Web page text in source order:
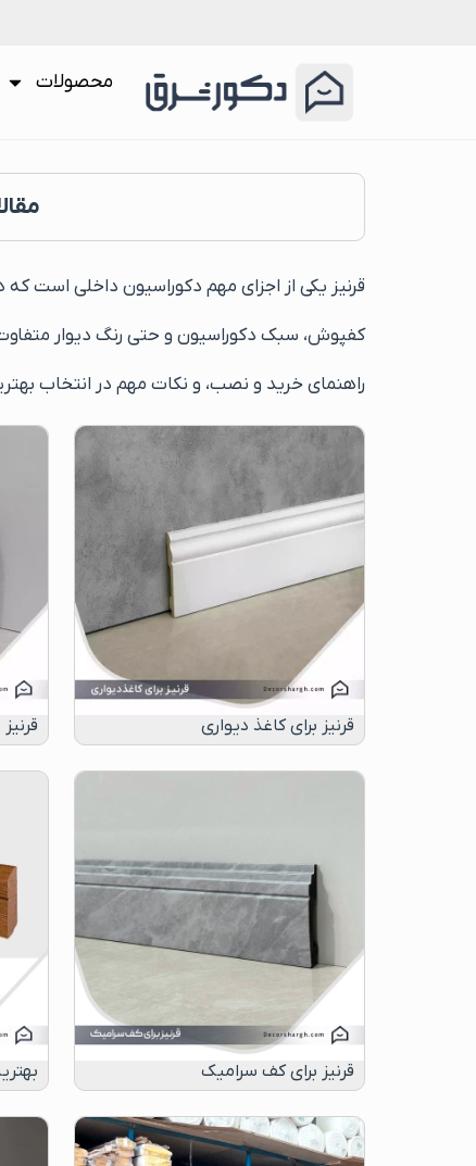
محصولات
قرنیز یکی از اجزای مهم دکوراسیون داخلی است
کفپوش، سبک دکوراسیون و حتی رنگ دیوار
راهنمای خرید و نصب، و نکات مهم در انتخاب
قرنیز برای کاغذ دیواری
قرنیز برای کف سرامیک